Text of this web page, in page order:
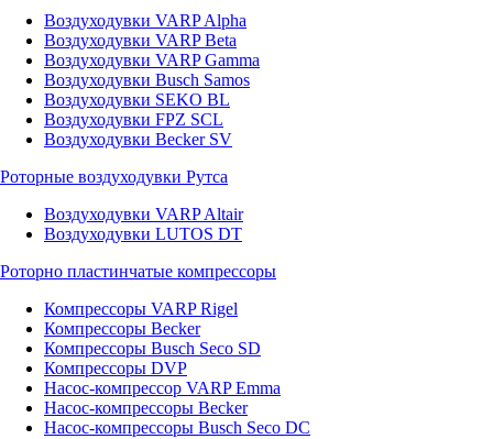
Воздуходувки VARP Alpha
Воздуходувки VARP Beta
Воздуходувки VARP Gamma
Воздуходувки Busch Samos
Воздуходувки SEKO BL
Воздуходувки FPZ SCL
Воздуходувки Becker SV
Роторные воздуходувки Рутса
Воздуходувки VARP Altair
Воздуходувки LUTOS DT
Роторно пластинчатые компрессоры
Компрессоры VARP Rigel
Компрессоры Becker
Компрессоры Busch Seco SD
Компрессоры DVP
Насос-компрессор VARP Emma
Насос-компрессоры Becker
Насос-компрессоры Busch Seco DC